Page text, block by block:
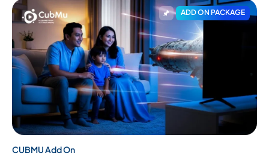
ADD ON PACKAGE
CUBMU Add On